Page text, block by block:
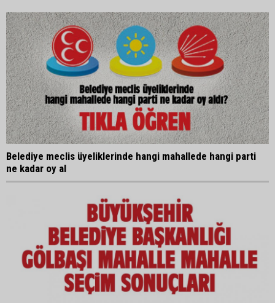
Belediye meclis üyeliklerinde hangi mahallede hangi parti
ne kadar oy al